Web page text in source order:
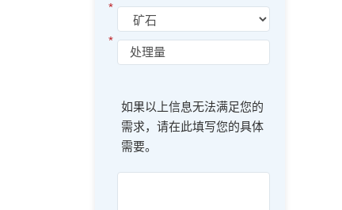
*
*
如果以上信息无法满足您的
需求，请在此填写您的具体
需要。